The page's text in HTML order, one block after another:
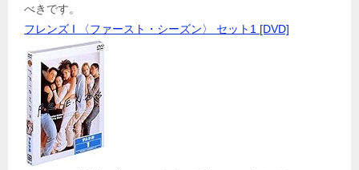
べきです。
フレンズ I 〈ファースト・シーズン〉 セット1 [DVD]